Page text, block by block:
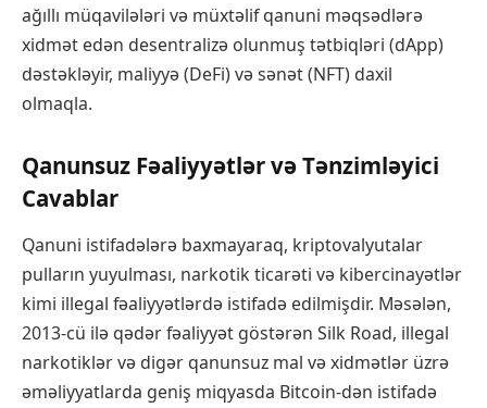
ağıllı müqavilələri və müxtəlif qanuni məqsədlərə
xidmət edən desentralizə olunmuş tətbiqləri (dApp)
dəstəkləyir, maliyyə (DeFi) və sənət (NFT) daxil
olmaqla.
Qanunsuz Fəaliyyətlər və Tənzimləyici
Cavablar
Qanuni istifadələrə baxmayaraq, kriptovalyutalar
pulların yuyulması, narkotik ticarəti və kibercinayətlər
kimi illegal fəaliyyətlərdə istifadə edilmişdir. Məsələn,
2013-cü ilə qədər fəaliyyət göstərən Silk Road, illegal
narkotiklər və digər qanunsuz mal və xidmətlər üzrə
əməliyyatlarda geniş miqyasda Bitcoin-dən istifadə